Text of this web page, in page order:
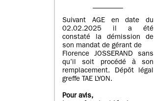
Suivant AGE en date du
02.02.2025 il a été
constaté la démission de
son mandat de gérant de
Florence JOSSERAND sans
qu’il soit procédé à son
remplacement. Dépôt légal
greffe TAE LYON.
Pour avis,